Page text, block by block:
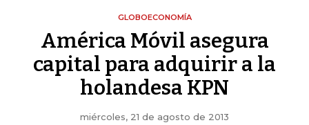
GLOBOECONOMÍA
América Móvil asegura
capital para adquirir a la
holandesa KPN
miércoles, 21 de agosto de 2013